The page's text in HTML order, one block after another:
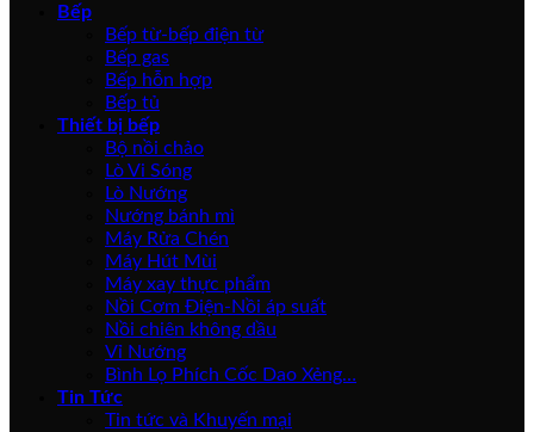
Bếp
Bếp từ-bếp điện từ
Bếp gas
Bếp hỗn hợp
Bếp tủ
Thiết bị bếp
Bộ nồi chảo
Lò Vi Sóng
Lò Nướng
Nướng bánh mì
Máy Rửa Chén
Máy Hút Mùi
Máy xay thực phẩm
Nồi Cơm Điện-Nồi áp suất
Nồi chiên không dầu
Vỉ Nướng
Bình Lọ Phích Cốc Dao Xẻng…
Tin Tức
Tin tức và Khuyến mại